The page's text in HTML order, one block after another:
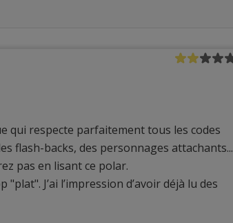
qui respecte parfaitement tous les codes
flash-backs, des personnages attachants...
pas en lisant ce polar.
J’ai l’impression d’avoir déjà lu des